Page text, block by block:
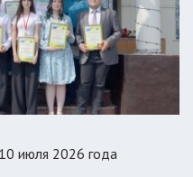
июля 2026 года